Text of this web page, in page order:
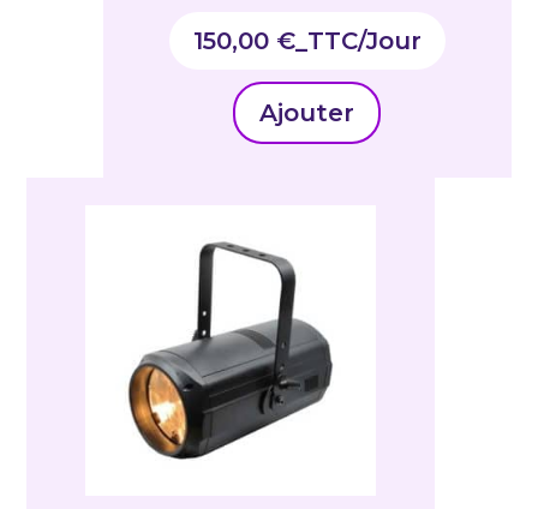
intérieur/extérieur, set
de 8 pièces – ZELOS
150,00 €_TTC
Ajouter